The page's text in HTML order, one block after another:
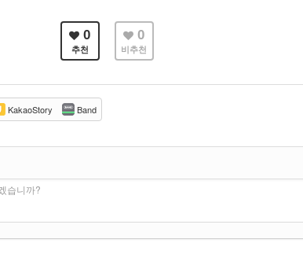
0
추천
0
비추천
KakaoStory Band
습니까?